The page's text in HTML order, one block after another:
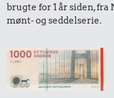
60 kr.
brugte for 1 år siden,
mønt- og seddelserie.